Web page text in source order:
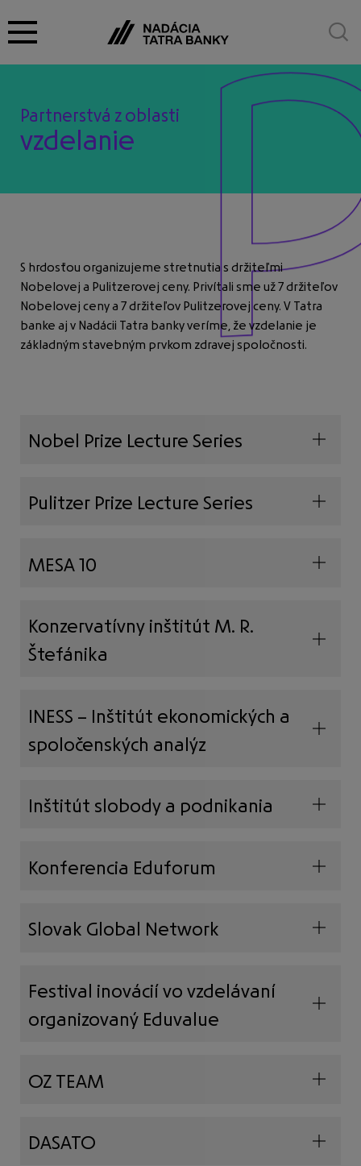
O nadácii
Partnerstvá
Partnerstvá vzdelanie
Pulitzer Prize Lecture Series
Nobel Prize Lecture Series
Zamestnanecké granty
Partnerstvá z oblasti
vzdelanie
S hrdosťou organizujeme stretnutia s držiteľmi
Nobelovej a Pulitzerovej ceny. Privítali sme už 7 držiteľov
Nobelovej ceny a 7 držiteľov Pulitzerovej ceny. V Tatra
banke aj v Nadácii Tatra banky veríme, že vzdelanie je
základným stavebným prvkom zdravej spoločnosti.
Nobel Prize Lecture Series
Pulitzer Prize Lecture Series
MESA 10
Konzervatívny inštitút M. R.
Štefánika
INESS – Inštitút ekonomických a
spoločenských analýz
Inštitút slobody a podnikania
Konferencia Eduforum
Slovak Global Network
Festival inovácií vo vzdelávaní
organizovaný Eduvalue
OZ TEAM
DASATO